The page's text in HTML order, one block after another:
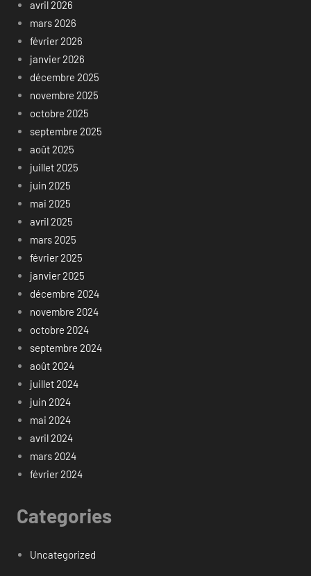
avril 2026
mars 2026
février 2026
janvier 2026
décembre 2025
novembre 2025
octobre 2025
septembre 2025
août 2025
juillet 2025
juin 2025
mai 2025
avril 2025
mars 2025
février 2025
janvier 2025
décembre 2024
novembre 2024
octobre 2024
septembre 2024
août 2024
juillet 2024
juin 2024
mai 2024
avril 2024
mars 2024
février 2024
Categories
Uncategorized